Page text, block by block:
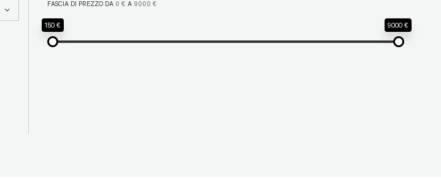
FASCIA DI PREZZO DA 0 € A 9000 €
150 € 9.000 €